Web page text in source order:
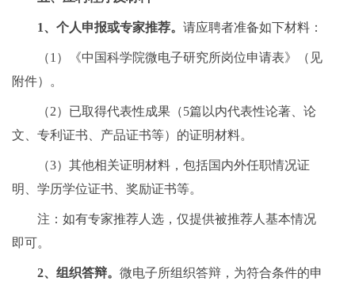
1、个人申报或专家推荐。 请应聘者准备如下材料：
（1）《中国科学院微电子研究所岗位申请表》（见
附件）。
（2）已取得代表性成果（5篇以内代表性论著、论
文、专利证书、产品证书等）的证明材料。
（3）其他相关证明材料，包括国内外任职情况证
明、学历学位证书、奖励证书等。
注：如有专家推荐人选，仅提供被推荐人基本情况
即可。
2、组织答辩。 微电子所组织答辩，为符合条件的申